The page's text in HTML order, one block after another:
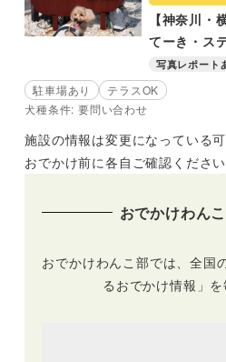
【神奈川・
てーき・ス
写真レポート
駐車場あり
テラスOK
犬種条件: 要問い合わせ
施設の情報は変更になっている可
おでかけ前に各自ご確認ください
おでかけわん
おでかけわんこ部では、全国
るおでかけ情報」を